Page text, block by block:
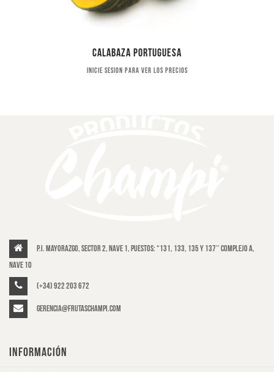
Calabaza portuguesa
Inicie sesion para ver los precios
P.I. Mayorazgo, Sector 2, Nave 1, puestos: “131, 133, 135 y 137″ Complejo A,
Nave 10
(+34) 922 203 672
gerencia@frutaschampi.com
INFORMACIÓN